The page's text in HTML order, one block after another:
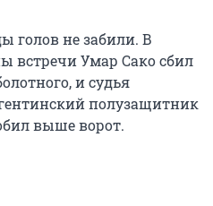
голов не забили. В
встречи Умар Сако сбил
и судья
полузащитник
выше ворот.